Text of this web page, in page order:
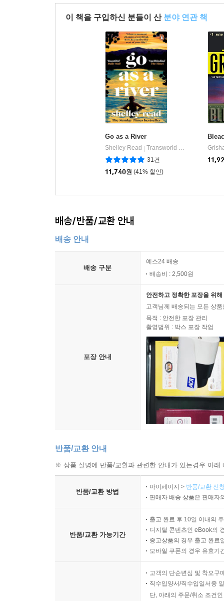
이 책을 구입하신 분들이 산 분야 연관 책
Go as a River
Shelley Read
Transworld Publishers
31건
11,740원 (41% 할인)
배송/반품/교환 안내
배송 안내
배송 구분
예스24 배송
배송비 : 2,500원
포장 안내
안전하고 정확한 포장을 위
고객님께 배송되는 모든 상
목적 : 안전한 포장 관리
촬영범위 : 박스 포장 작업
반품/교환 안내
※ 상품 설명에 반품/교환과 관련한 안내가 있는경우 아
반품/교환 방법
마이페이지 > 반품/교환 신
판매자 배송 상품은 판매자
반품/교환 가능기간
출고 완료 후 10일 이내의
디지털 콘텐츠인 eBook의
중고상품의 경우 출고 완료
모바일 쿠폰의 경우 유효기
고객의 단순변심 및 착오구
직수입양서/직수입일서중
단, 아래의 주문/취소 조건